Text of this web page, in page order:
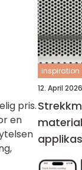
pris.
en
inspiration
12. April 2026